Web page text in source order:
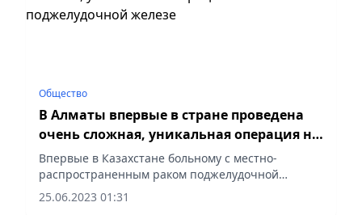
Общество
В Алматы впервые в стране проведена
очень сложная, уникальная операция на
поджелудочной железе
Впервые в Казахстане больному c местно-
распространенным раком поджелудочной
железы была проведена технически очень
сложная, уникальная операция – дистальная
25.06.2023 01:31